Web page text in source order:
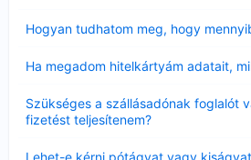
Hogyan tudhatom meg, hogy
Ha megadom hitelkártyám adatait,
Szükséges a szállásadónak foglalót
fizetést teljesítenem?
Lehet-e kérni pótágyat vagy